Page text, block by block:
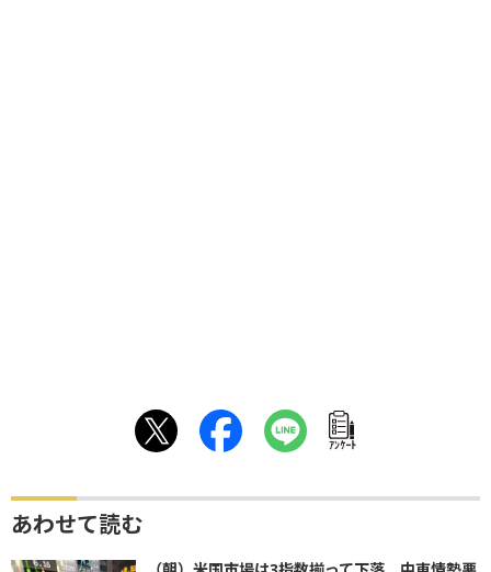
2026/08/07
（まとめ）日経平均は617円安の65,683円で反
2026/08/06
会社を安く買う」投資法、参考銘柄15選...